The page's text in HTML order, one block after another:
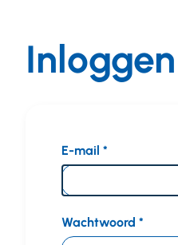
Inloggen
E-mail
Wachtwoord